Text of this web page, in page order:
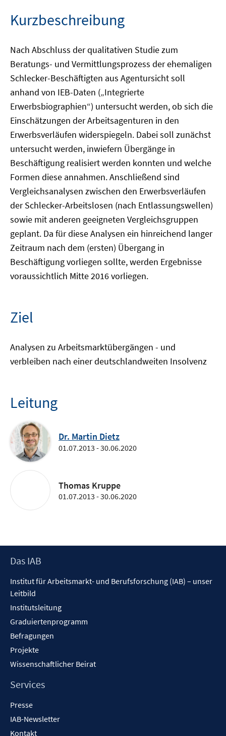
Kurzbeschreibung
Nach Abschluss der qualitativen Studie zum
Beratungs- und Vermittlungsprozess der ehemaligen
Schlecker-Beschäftigten aus Agentursicht soll
anhand von IEB-Daten („Integrierte
Erwerbsbiographien“) untersucht werden, ob sich die
Einschätzungen der Arbeitsagenturen in den
Erwerbsverläufen widerspiegeln. Dabei soll zunächst
untersucht werden, inwiefern Übergänge in
Beschäftigung realisiert werden konnten und welche
Formen diese annahmen. Anschließend sind
Vergleichsanalysen zwischen den Erwerbsverläufen
der Schlecker-Arbeitslosen (nach Entlassungswellen)
sowie mit anderen geeigneten Vergleichsgruppen
geplant. Da für diese Analysen ein hinreichend langer
Zeitraum nach dem (ersten) Übergang in
Beschäftigung vorliegen sollte, werden Ergebnisse
voraussichtlich Mitte 2016 vorliegen.
Ziel
Analysen zu Arbeitsmarktübergängen - und
verbleiben nach einer deutschlandweiten Insolvenz
Leitung
Dr. Martin Dietz
01.07.2013 - 30.06.2020
Thomas Kruppe
01.07.2013 - 30.06.2020
Footer
Das IAB
Institut für Arbeitsmarkt- und Berufsforschung (IAB) – unser
Leitbild
Institutsleitung
Graduiertenprogramm
Befragungen
Projekte
Wissenschaftlicher Beirat
Services
Presse
IAB-Newsletter
Kontakt